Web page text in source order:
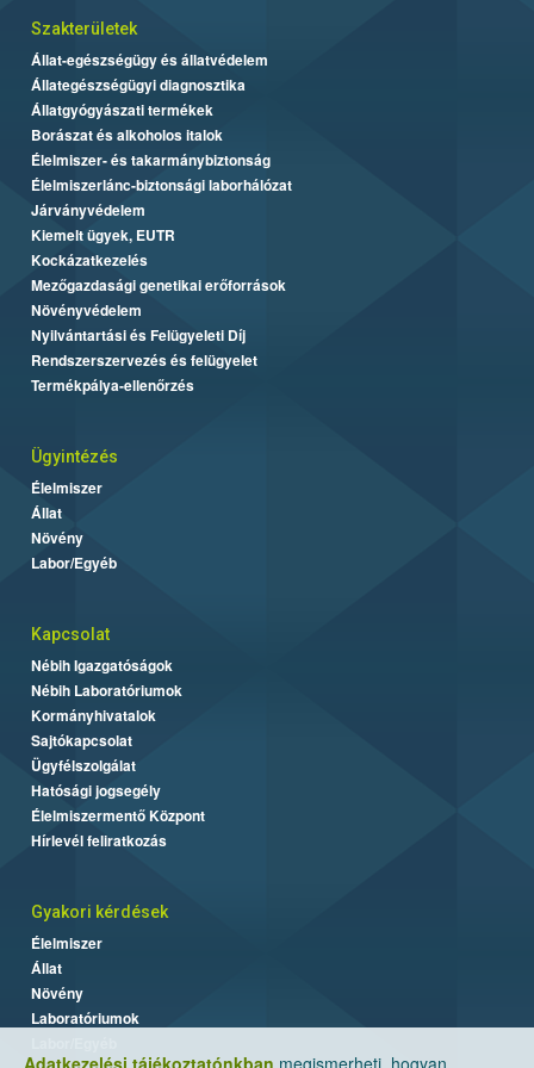
Adatkezelési tájékoztatónkban megismerheti, hogyan
Szakterületek
Állat-egészségügy és állatvédelem
Állategészségügyi diagnosztika
Állatgyógyászati termékek
Borászat és alkoholos italok
Élelmiszer- és takarmánybiztonság
Élelmiszerlánc-biztonsági laborhálózat
Járványvédelem
Kiemelt ügyek, EUTR
Kockázatkezelés
Mezőgazdasági genetikai erőforrások
Növényvédelem
Nyilvántartási és Felügyeleti Díj
Rendszerszervezés és felügyelet
Termékpálya-ellenőrzés
Ügyintézés
Élelmiszer
Állat
Növény
Labor/Egyéb
Kapcsolat
Nébih Igazgatóságok
Nébih Laboratóriumok
Kormányhivatalok
Sajtókapcsolat
Ügyfélszolgálat
Hatósági jogsegély
Élelmiszermentő Központ
Hírlevél feliratkozás
Gyakori kérdések
Élelmiszer
Állat
Növény
Laboratóriumok